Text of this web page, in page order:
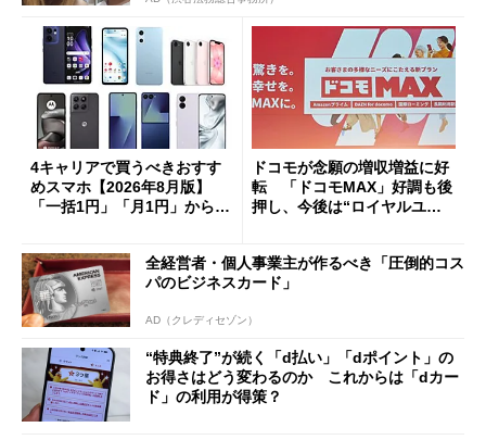
4キャリアで買うべきおすす
めスマホ【2026年8月版】
「一括1円」「月1円」からお
ドコモが念願の増収増益に好
転 「ドコモMAX」好調も後
押し、今後は“ロイヤルユー
全経営者・個人事業主が作るべき「圧倒的コス
パのビジネスカード」
AD（クレディセゾン）
“特典終了”が続く「d払い」「dポイント」の
お得さはどう変わるのか これからは「dカー
ド」の利用が得策？